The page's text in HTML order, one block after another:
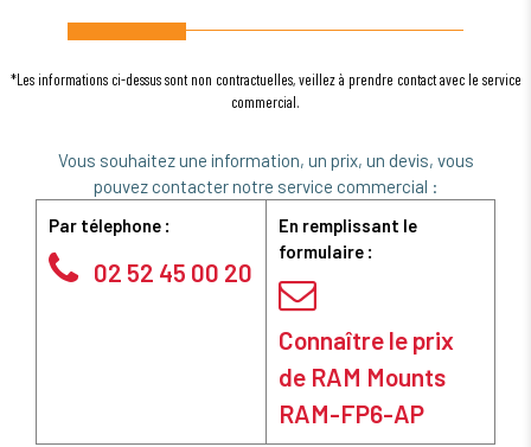
*Les informations ci-dessus sont non contractuelles, veillez à prendre contact avec le service
commercial.
Vous souhaitez une information, un prix, un devis, vous
pouvez contacter notre service commercial :
Par télephone :
02 52 45 00 20
En remplissant le
formulaire :
Connaître le prix
de RAM Mounts
RAM-FP6-AP